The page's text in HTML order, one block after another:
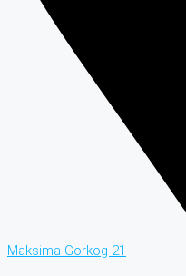
Maksima Gorkog 21